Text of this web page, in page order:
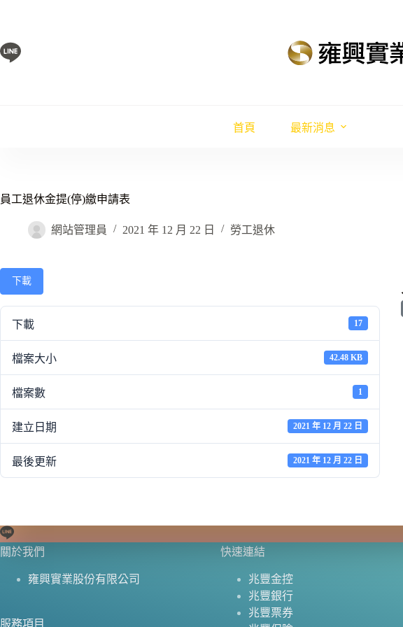
主
要
首頁 最新消息
員工退休金提(停)繳申請表
網站管理員 2021 年 12 月 22 日 勞工退休
下載
下載 17
檔案大小 42.48 KB
檔案數 1
建立日期 2021 年 12 月 22 日
最後更新 2021 年 12 月 22 日
關於我們
雍興實業股份有限公司
服務項目
快速連結
兆豐金控
兆豐銀行
兆豐票券